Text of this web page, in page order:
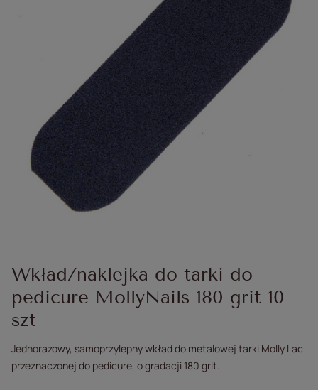
Wkład/naklejka do tarki do
pedicure MollyNails 180 grit 10
szt
Jednorazowy, samoprzylepny wkład do metalowej tarki Molly Lac
przeznaczonej do pedicure, o gradacji 180 grit.